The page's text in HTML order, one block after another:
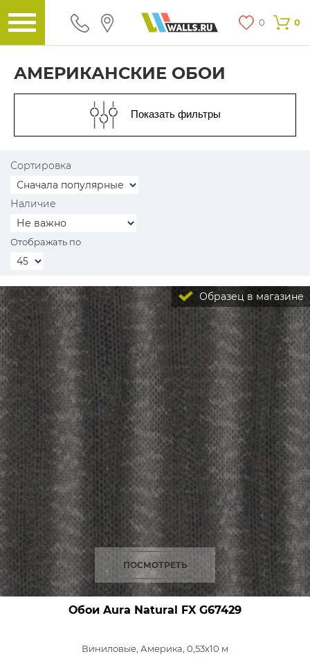
0 0
АМЕРИКАНСКИЕ ОБОИ
Показать фильтры
Сортировка
Наличие
Отображать по
Образец в магазине
ПОСМОТРЕТЬ
Обои Aura Natural FXG67429
Виниловые, Америка, 0,53x10 м